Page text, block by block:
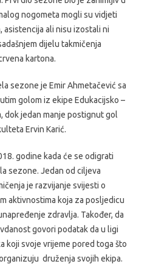
nogometa mogli su vidjeti
ali nisu izostali ni
dijelu takmičenja
kartona.
sezone je Emir Ahmetačević sa
golom iz ekipe Edukacijsko –
dok jedan manje postignut gol
Ervin Karić.
godine kada će se odigrati
sezone. Jedan od ciljeva
je razvijanje svijesti o
aktivnostima koja za posljedicu
zdravlja. Također, da
govori podatak da u ligi
koji svoje vrijeme pored toga što
druženja svojih ekipa.